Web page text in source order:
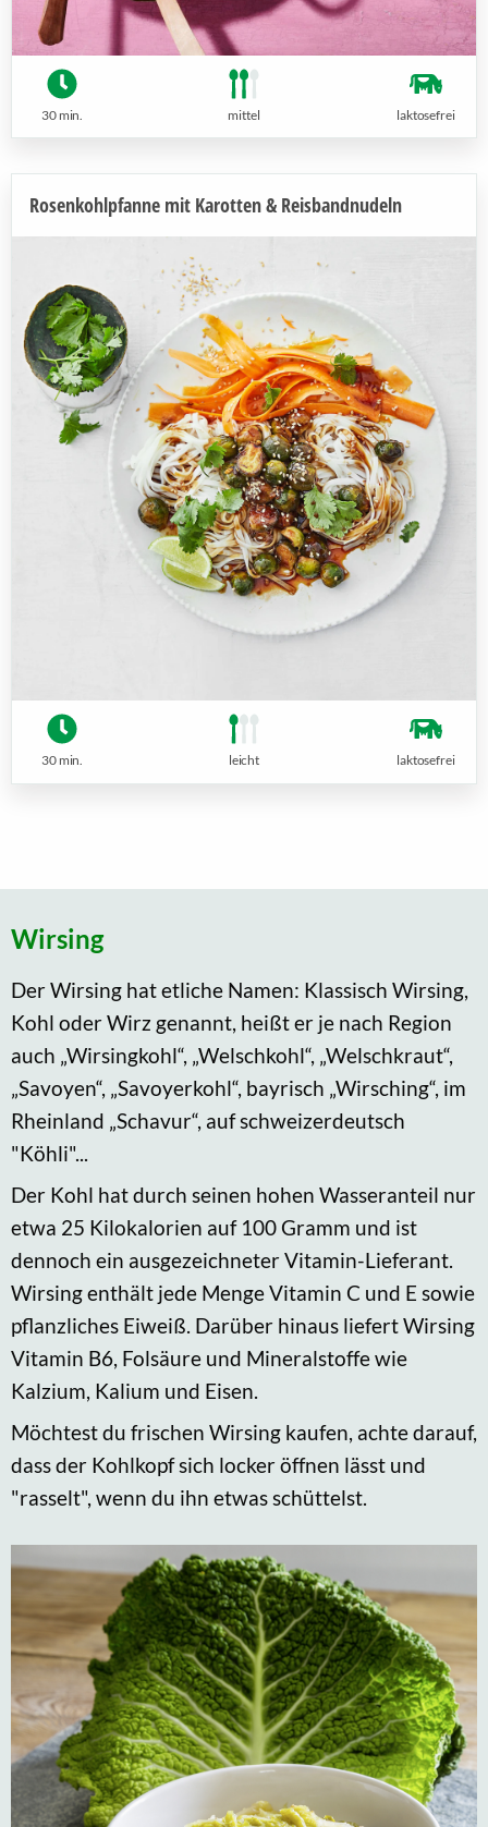
30 min. mittel laktosefrei
Rosenkohlpfanne mit Karotten & Reisbandnudeln
30 min. leicht laktosefrei
Wirsing
Der Wirsing hat etliche Namen: Klassisch Wirsing,
Kohl oder Wirz genannt, heißt er je nach Region
auch „Wirsingkohl“, „Welschkohl“, „Welschkraut“,
„Savoyen“, „Savoyerkohl“, bayrisch „Wirsching“, im
Rheinland „Schavur“, auf schweizerdeutsch
"Köhli"...
Der Kohl hat durch seinen hohen Wasseranteil nur
etwa 25 Kilokalorien auf 100 Gramm und ist
dennoch ein ausgezeichneter Vitamin-Lieferant.
Wirsing enthält jede Menge Vitamin C und E sowie
pflanzliches Eiweiß. Darüber hinaus liefert Wirsing
Vitamin B6, Folsäure und Mineralstoffe wie
Kalzium, Kalium und Eisen.
Möchtest du frischen Wirsing kaufen, achte darauf,
dass der Kohlkopf sich locker öffnen lässt und
"rasselt", wenn du ihn etwas schüttelst.